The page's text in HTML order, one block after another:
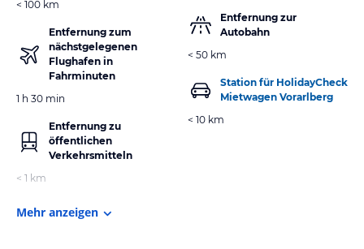
< 100 km
Entfernung zum
nächstgelegenen
Flughafen in
Fahrminuten
1 h 30 min
Entfernung zu
öffentlichen
Verkehrsmitteln
< 1 km
Entfernung zur
Autobahn
< 50 km
Station für HolidayCheck
Mietwagen Vorarlberg
< 10 km
Mehr anzeigen